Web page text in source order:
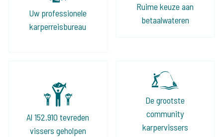
Uw professionele
karperreisbureau
Ruime keuze aan
betaalwateren
Al 152.910 tevreden
vissers geholpen
De grootste
community
karpervissers